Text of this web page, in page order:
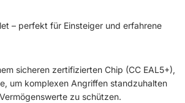
– perfekt für Einsteiger und erfahrene
sicheren zertifizierten Chip (CC EAL5+),
um komplexen Angriffen standzuhalten
zu schützen.